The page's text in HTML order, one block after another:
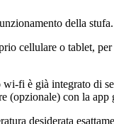
della stufa.
cellulare o tablet,
fi è già integrato di
(opzionale) con la app
desiderata